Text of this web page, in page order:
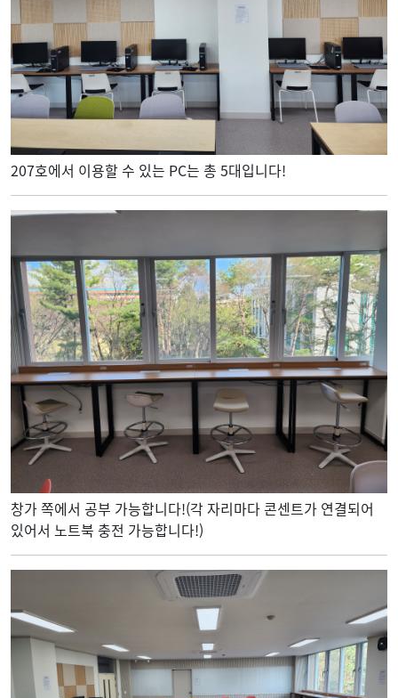
207호에서 이용할 수 있는 PC는 총 5대입니다!
창가 쪽에서 공부 가능합니다!(각 자리마다 콘센트가 연결되어
있어서 노트북 충전 가능합니다!)